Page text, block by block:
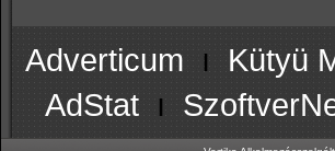
Adverticum ı Kütyü
AdStat ı